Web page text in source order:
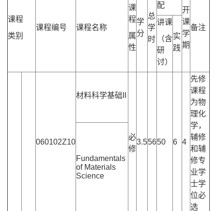
课程
类别
课程编号 课程名称
课
程
属
性
学
分
总
学
时
配
开
课
学
期
备注
讲课
（含
研
讨）
实
践
060102Z10
材料科学基础II
必
修
3.55650 6 4
先修
课程
为物
理化
学，
辅修
和辅
修专
业学
士学
位必
选
Fundamentals
of Materials
Science